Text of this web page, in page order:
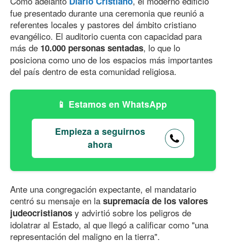
fue presentado durante una ceremonia que reunió a
referentes locales y pastores del ámbito cristiano
evangélico. El auditorio cuenta con capacidad para
más de 10.000 personas sentadas, lo que lo
posiciona como uno de los espacios más importantes
del país dentro de esta comunidad religiosa.
Estamos en WhatsApp
Empieza a seguirnos
ahora
Ante una congregación expectante, el mandatario
centró su mensaje en la supremacía de los valores
judeocristianos y advirtió sobre los peligros de
idolatrar al Estado, al que llegó a calificar como "una
representación del maligno en la tierra".